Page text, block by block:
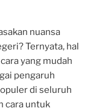
nuansa
Ternyata, hal
yang mudah
pengaruh
di seluruh
cara untuk